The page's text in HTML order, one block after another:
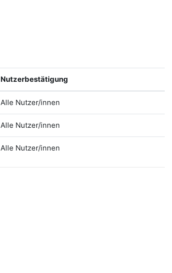
Nutzerbestätigung
Alle Nutzer/innen
Alle Nutzer/innen
Alle Nutzer/innen